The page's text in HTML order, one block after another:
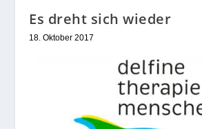
Es dreht sich wieder
18. Oktober 2017